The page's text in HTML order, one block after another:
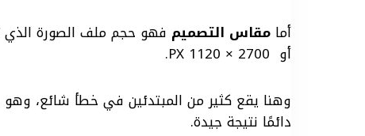
أما مقاس التصميم
أو 2700 × 1120 PX.
وهنا يقع كثير من المبتدئين في خطأ شائع،
دائمًا نتيجة جيدة.